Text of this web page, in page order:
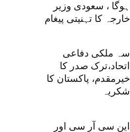
ہوگا ، سعودی وزیر
خارجہ کا تہنیتی پیغام
سہ ملکی دفاعی
اتحاد،ترک صدر کا
خیرمقدم، پاکستان کا
شکریہ
این سی آر سی اور